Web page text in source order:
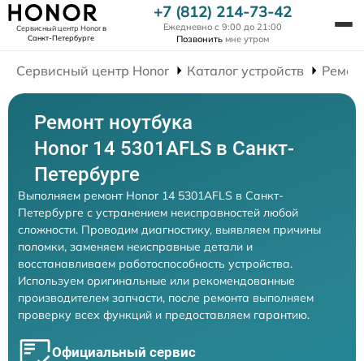
Сервисный центр Honorв
Санкт-Петербурге
+7 (812) 214-73-42
Ежедневно с 9:00 до 21:00
Позвонить мне утром
Сервисный центр Honor Каталог устройств
Ремонт ноутбука
Honor 14 5301AFLS в Санкт-
Петербурге
Выполняем ремонт Honor 14 5301AFLS в Санкт-
Петербурге с устранением неисправностей любой
сложности. Проводим диагностику, выявляем причины
поломки, заменяем неисправные детали и
восстанавливаем работоспособность устройства.
Используем оригинальные или рекомендованные
производителем запчасти, после ремонта выполняем
проверку всех функций и предоставляем гарантию.
Официальный сервис